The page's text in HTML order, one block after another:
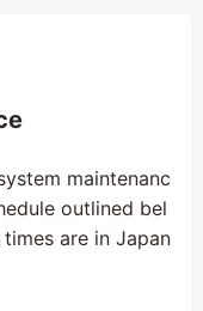
maintenanc
outlined bel
are in Japan